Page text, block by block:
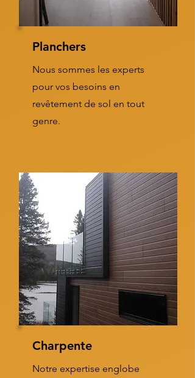
Planchers
Nous sommes les experts
pour vos besoins en
revêtement de sol en tout
genre.
Charpente
Notre expertise englobe